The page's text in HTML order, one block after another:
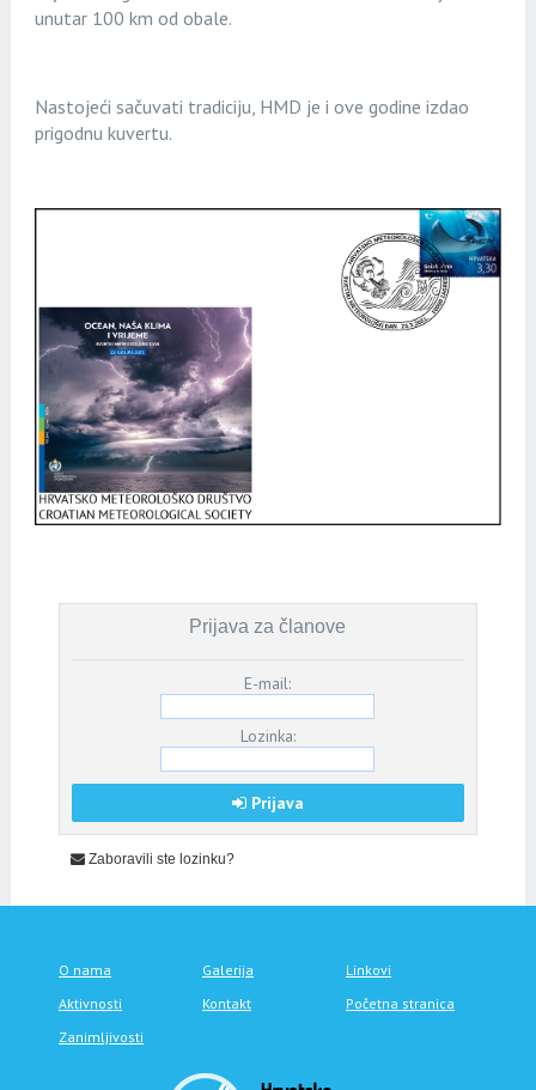
unutar 100 km od obale.
Nastojeći sačuvati tradiciju, HMD je i ove godine izdao
prigodnu kuvertu.
Prijava za članove
E-mail:
Lozinka:
Prijava
Zaboravili ste lozinku?
O nama Galerija
Linkovi
Aktivnosti
Kontakt
Početna stranica
Zanimljivosti